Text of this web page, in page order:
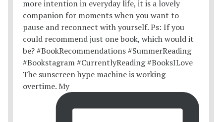
The sunscreen hype machine is working
overtime. My